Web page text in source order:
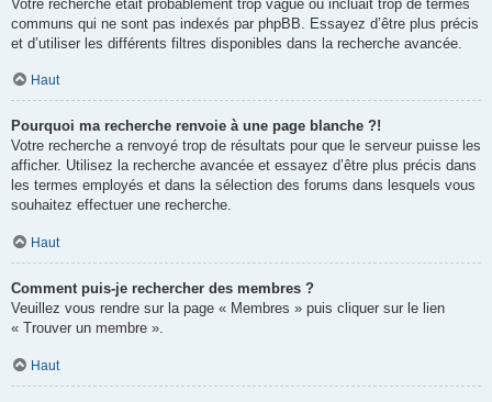
Votre recherche était probablement trop vague ou incluait trop de termes
communs qui ne sont pas indexés par phpBB. Essayez d’être plus précis
et d’utiliser les différents filtres disponibles dans la recherche avancée.
Haut
Pourquoi ma recherche renvoie à une page blanche ?!
Votre recherche a renvoyé trop de résultats pour que le serveur puisse les
afficher. Utilisez la recherche avancée et essayez d’être plus précis dans
les termes employés et dans la sélection des forums dans lesquels vous
souhaitez effectuer une recherche.
Haut
Comment puis-je rechercher des membres ?
Veuillez vous rendre sur la page « Membres » puis cliquer sur le lien
« Trouver un membre ».
Haut